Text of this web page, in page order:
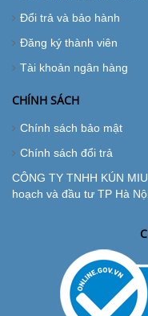
Đổi trả và bảo hành
Đăng ký thành viên
Tài khoản ngân hàng
CHÍNH SÁCH
Chính sách bảo mật
Chính sách đổi trả
CÔNG TY TNHH KÚN
hoạch và đầu tư TP Hà